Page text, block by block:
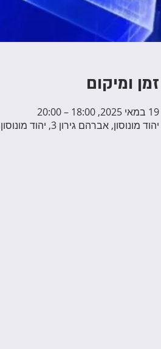
זמן ומיקום
19 במאי 2025, 18:00 – 20:00
יהוד מונוסון, אברהם גירון 3, יהוד מונוסון, ישראל